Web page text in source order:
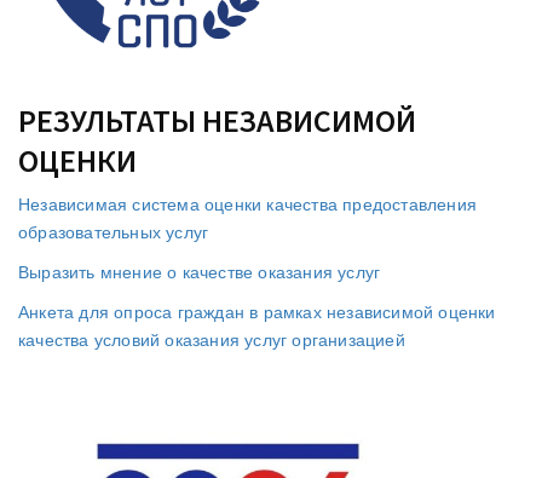
РЕЗУЛЬТАТЫ НЕЗАВИСИМОЙ
ОЦЕНКИ
Независимая система оценки качества предоставления
образовательных услуг
Выразить мнение о качестве оказания услуг
Анкета для опроса граждан в рамках независимой оценки
качества условий оказания услуг организацией